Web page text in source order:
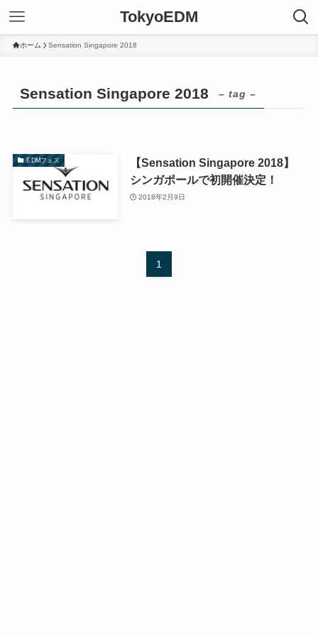
TokyoEDM
ホーム Sensation Singapore 2018
Sensation Singapore 2018 – tag –
EDMフェス
【Sensation Singapore 2018】
シンガポールで初開催決定！
2018年2月9日
1